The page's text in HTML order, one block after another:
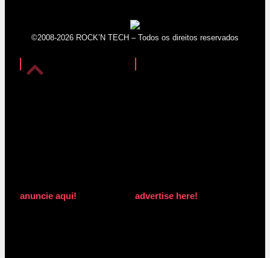
©2008-2026 ROCK’N TECH – Todos os direitos reservados
anuncie aqui! advertise here!